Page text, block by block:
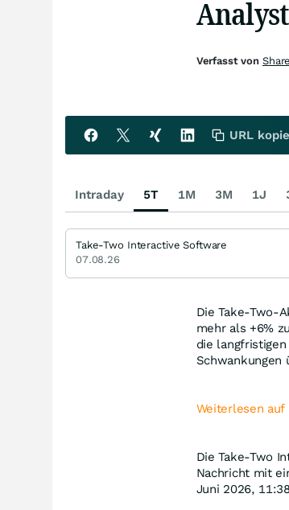
Die Take-Two-
mehr als +6%
die
Schwankungen
Weiterlesen auf
Die Take-Two
Nachricht mit
Juni 2026,
Verfasst von
URL
Intraday 5T 1M 3M 1J
Take-Two Interactive Software
07.08.26